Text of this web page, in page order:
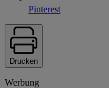
Pinterest
Drucken
Werbung